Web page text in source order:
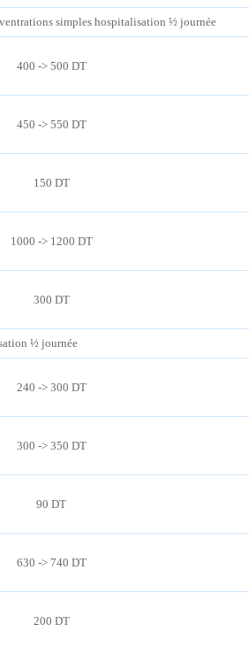
simples hospitalisation ½ journée
400 -> 500 DT
450 -> 550 DT
150 DT
1000 -> 1200 DT
300 DT
½ journée
240 -> 300 DT
300 -> 350 DT
90 DT
630 -> 740 DT
200 DT